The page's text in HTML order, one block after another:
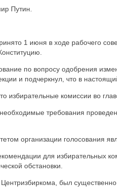
Путин.
1 июня в ходе рабочего
по вопросу одобрения
и подчеркнул, что в
комиссии во
требования
организации голосования
для избирательных
обстановки.
был